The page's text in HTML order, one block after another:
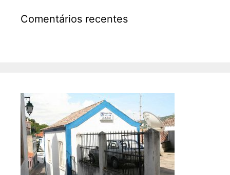
Comentários recentes